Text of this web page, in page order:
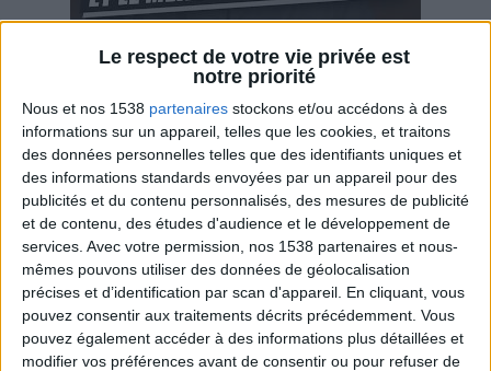
Le respect de votre vie privée est
notre priorité
Nous et nos 1538 partenaires stockons et/ou accédons à des
informations sur un appareil, telles que les cookies, et traitons
des données personnelles telles que des identifiants uniques et
des informations standards envoyées par un appareil pour des
publicités et du contenu personnalisés, des mesures de publicité
et de contenu, des études d'audience et le développement de
services. Avec votre permission, nos 1538 partenaires et nous-
mêmes pouvons utiliser des données de géolocalisation
précises et d’identification par scan d'appareil. En cliquant, vous
pouvez consentir aux traitements décrits précédemment. Vous
pouvez également accéder à des informations plus détaillées et
modifier vos préférences avant de consentir ou pour refuser de
Savane, LU, Pepito, Harrys... Que valent vraiment
ces gâteaux ?
Webinaires en direct Voir tout